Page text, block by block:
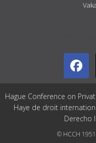
Hague Conference on
Haye de droit
Derecho
© HCCH